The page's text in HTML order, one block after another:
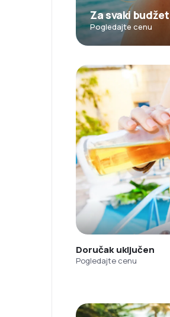
Za svaki
Pogledajte cenu
Doručak uključen
Pogledajte cenu